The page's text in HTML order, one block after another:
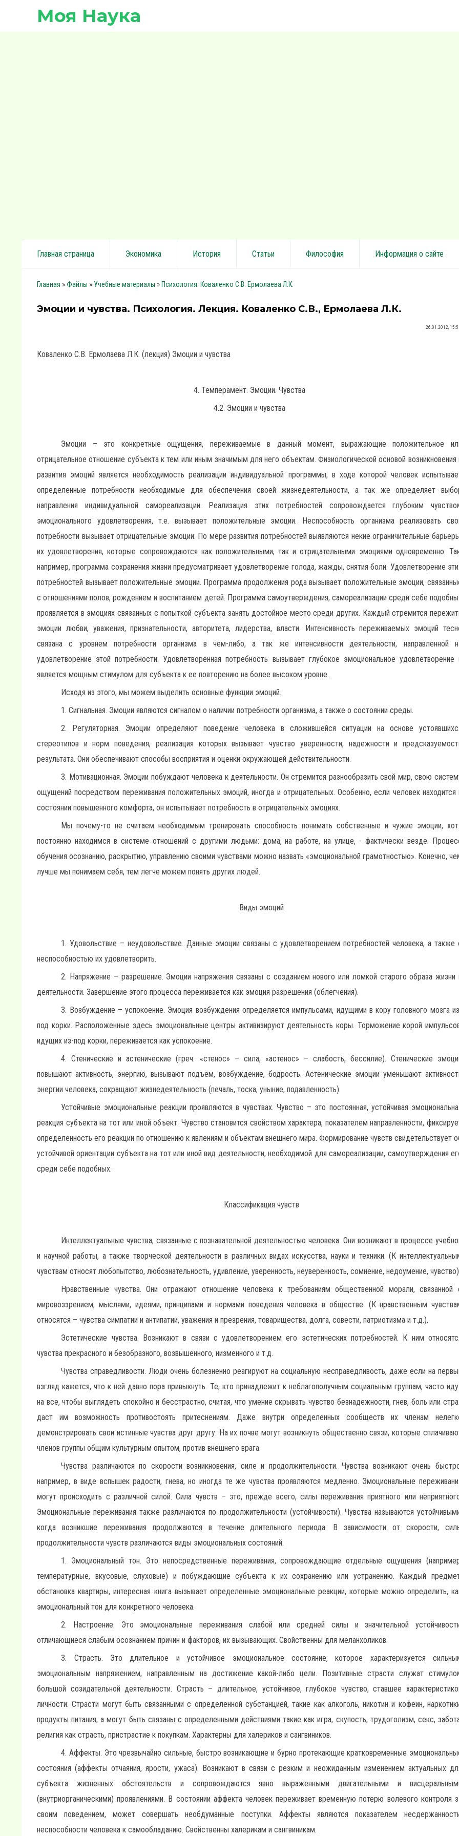
Моя Наука
Главная страница Экономика История Статьи Философия Информация о сайте
Главная »Файлы » Учебные материалы » Психология. Коваленко С.В. Ермолаева Л.К.
Эмоции и чувства. Психология. Лекция. Коваленко С.В., Ермолаева Л.К.
26.01.2012,
Коваленко С.В. Ермолаева Л.К. (лекция) Эмоции и чувства
4. Темперамент. Эмоции. Чувства
4.2. Эмоции и чувства
Эмоции – это конкретные ощущения, переживаемые в данный момент, выражающие положительное
отрицательное отношение субъекта к тем или иным значимым для него объектам. Физиологической основой возникновения
развития эмоций является необходимость реализации индивидуальной программы, в ходе которой человек
определенные потребности необходимые для обеспечения своей жизнедеятельности, а так же определяет
направления индивидуальной самореализации. Реализация этих потребностей сопровождается глубоким
эмоционального удовлетворения, т.е. вызывает положительные эмоции. Неспособность организма реализовать
потребности вызывает отрицательные эмоции. По мере развития потребностей выявляются некие ограничительные
их удовлетворения, которые сопровождаются как положительными, так и отрицательными эмоциями одновременно.
например, программа сохранения жизни предусматривает удовлетворение голода, жажды, снятия боли. Удовлетворение
потребностей вызывает положительные эмоции. Программа продолжения рода вызывает положительные эмоции,
с отношениями полов, рождением и воспитанием детей. Программа самоутверждения, самореализации среди себе
проявляется в эмоциях связанных с попыткой субъекта занять достойное место среди других. Каждый стремится
эмоции любви, уважения, признательности, авторитета, лидерства, власти. Интенсивность переживаемых эмоций
связана с уровнем потребности организма в чем-либо, а так же интенсивности деятельности, направленной
удовлетворение этой потребности. Удовлетворенная потребность вызывает глубокое эмоциональное удовлетворение
является мощным стимулом для субъекта к ее повторению на более высоком уровне.
Исходя из этого, мы можем выделить основные функции эмоций.
1. Сигнальная. Эмоции являются сигналом о наличии потребности организма, а также о состоянии среды.
2. Регуляторная. Эмоции определяют поведение человека в сложившейся ситуации на основе
стереотипов и норм поведения, реализация которых вызывает чувство уверенности, надежности и
результата. Они обеспечивают способы восприятия и оценки окружающей действительности.
3. Мотивационная. Эмоции побуждают человека к деятельности. Он стремится разнообразить свой мир, свою
ощущений посредством переживания положительных эмоций, иногда и отрицательных. Особенно, если человек находится
состоянии повышенного комфорта, он испытывает потребность в отрицательных эмоциях.
Мы почему-то не считаем необходимым тренировать способность понимать собственные и чужие эмоции,
постоянно находимся в системе отношений с другими людьми: дома, на работе, на улице, - фактически везде.
обучения осознанию, раскрытию, управлению своими чувствами можно назвать «эмоциональной грамотностью». Конечно,
лучше мы понимаем себя, тем легче можем понять других людей.
Виды эмоций
1. Удовольствие – неудовольствие. Данные эмоции связаны с удовлетворением потребностей человека, а также
неспособностью их удовлетворить.
2. Напряжение – разрешение. Эмоции напряжения связаны с созданием нового или ломкой старого образа жизни
деятельности. Завершение этого процесса переживается как эмоция разрешения (облегчения).
3. Возбуждение – успокоение. Эмоция возбуждения определяется импульсами, идущими в кору головного мозга
под корки. Расположенные здесь эмоциональные центры активизируют деятельность коры. Торможение корой
идущих из-под корки, переживается как успокоение.
4. Стенические и астенические (греч. «стенос» – сила, «астенос» – слабость, бессилие). Стенические
повышают активность, энергию, вызывают подъём, возбуждение, бодрость. Астенические эмоции уменьшают
энергии человека, сокращают жизнедеятельность (печаль, тоска, уныние, подавленность).
Устойчивые эмоциональные реакции проявляются в чувствах. Чувство – это постоянная, устойчивая
реакция субъекта на тот или иной объект. Чувство становится свойством характера, показателем направленности,
определенность его реакции по отношению к явлениям и объектам внешнего мира. Формирование чувств свидетельствует
устойчивой ориентации субъекта на тот или иной вид деятельности, необходимой для самореализации, самоутверждения
среди себе подобных.
Классификация чувств
Интеллектуальные чувства, связанные с познавательной деятельностью человека. Они возникают в процессе
и научной работы, а также творческой деятельности в различных видах искусства, науки и техники. (К
чувствам относят любопытство, любознательность, удивление, уверенность, неуверенность, сомнение, недоумение,
Нравственные чувства. Они отражают отношение человека к требованиям общественной морали, связанной
мировоззрением, мыслями, идеями, принципами и нормами поведения человека в обществе. (К нравственным
относятся – чувства симпатии и антипатии, уважения и презрения, товарищества, долга, совести, патриотизма и т.д.).
Эстетические чувства. Возникают в связи с удовлетворением его эстетических потребностей. К ним
чувства прекрасного и безобразного, возвышенного, низменного и т.д.
Чувства справедливости. Люди очень болезненно реагируют на социальную несправедливость, даже если на
взгляд кажется, что к ней давно пора привыкнуть. Те, кто принадлежит к неблагополучным социальным группам, часто
на все, чтобы выглядеть спокойно и бесстрастно, считая, что умение скрывать чувство безнадежности, гнев, боль или
даст им возможность противостоять притеснениям. Даже внутри определенных сообществ их членам
демонстрировать свои истинные чувства друг другу. На их почве могут возникнуть общественно связи, которые
членов группы общим культурным опытом, против внешнего врага.
Чувства различаются по скорости возникновения, силе и продолжительности. Чувства возникают очень
например, в виде вспышек радости, гнева, но иногда те же чувства проявляются медленно. Эмоциональные
могут происходить с различной силой. Сила чувств – это, прежде всего, силы переживания приятного или
Эмоциональные переживания также различаются по продолжительности (устойчивости). Чувства называются
когда возникшие переживания продолжаются в течение длительного периода. В зависимости от скорости,
продолжительности чувств различаются виды эмоциональных состояний.
1. Эмоциональный тон. Это непосредственные переживания, сопровождающие отдельные ощущения
температурные, вкусовые, слуховые) и побуждающие субъекта к их сохранению или устранению. Каждый
обстановка квартиры, интересная книга вызывает определенные эмоциональные реакции, которые можно определить,
эмоциональный тон для конкретного человека.
2. Настроение. Это эмоциональные переживания слабой или средней силы и значительной
отличающиеся слабым осознанием причин и факторов, их вызывающих. Свойственны для меланхоликов.
3. Страсть. Это длительное и устойчивое эмоциональное состояние, которое характеризуется
эмоциональным напряжением, направленным на достижение какой-либо цели. Позитивные страсти служат
большой созидательной деятельности. Страсть – длительное, устойчивое, глубокое чувство, ставшее
личности. Страсти могут быть связанными с определенной субстанцией, такие как алкоголь, никотин и кофеин,
продукты питания, а могут быть связаны с определенными действиями такие как игра, скупость, трудоголизм, секс,
религия как страсть, пристрастие к покупкам. Характерны для халериков и сангвиников.
4. Аффекты. Это чрезвычайно сильные, быстро возникающие и бурно протекающие кратковременные
состояния (аффекты отчаяния, ярости, ужаса). Возникают в связи с резким и неожиданным изменением актуальных
субъекта жизненных обстоятельств и сопровождаются явно выраженными двигательными и
(внутриорганическими) проявлениями. В состоянии аффекта человек переживает временную потерю волевого контроля
своим поведением, может совершать необдуманные поступки. Аффекты являются показателем
неспособности человека к самообладанию. Свойственны халерикам и сангвиникам.